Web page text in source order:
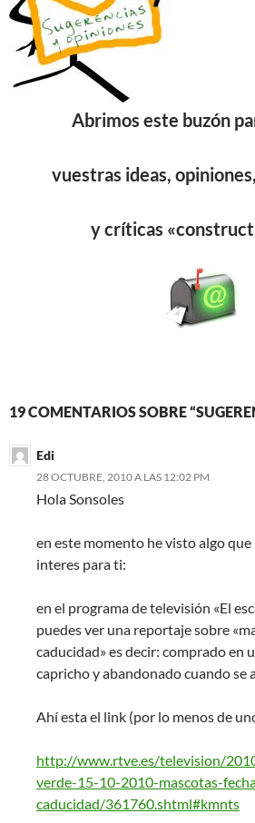
Abrimos este buzón
vuestras ideas,
y críticas
19 COMENTARIOS SOBRE
Edi
28 OCTUBRE, 2010 A LAS 12:02 PM
Hola Sonsoles
en este momento he visto algo que
interes para ti:
en el programa de televisión «El
puedes ver una reportaje sobre
caducidad» es decir: comprado en
capricho y abandonado cuando se
Ahí esta el link (por lo menos de
http://www.rtve.es/television/
verde-15-10-2010-mascotas-
caducidad/361760.shtml#kmnts